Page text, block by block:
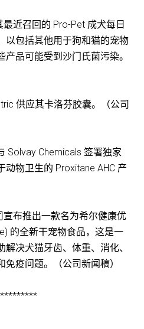
近召回的 Pro-Pet 成犬每日
以包括其他用于狗和猫的宠物
品可能受到沙门氏菌污染。
供应其卡洛芬胶囊。（公司
Solvay Chemicals 签署独家
物卫生的 Proxitane AHC 产
布推出一款名为希尔健康优
的全新干宠物食品，这是一
决犬猫牙齿、体重、消化、
疫问题。（公司新闻稿）